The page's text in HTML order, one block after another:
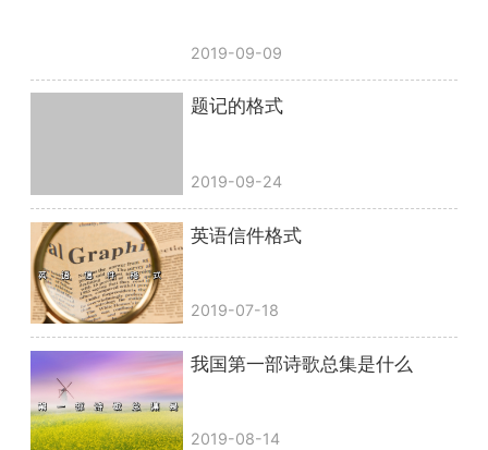
2019-09-09
题记的格式
2019-09-24
英语信件格式
2019-07-18
我国第一部诗歌总集是什么
2019-08-14